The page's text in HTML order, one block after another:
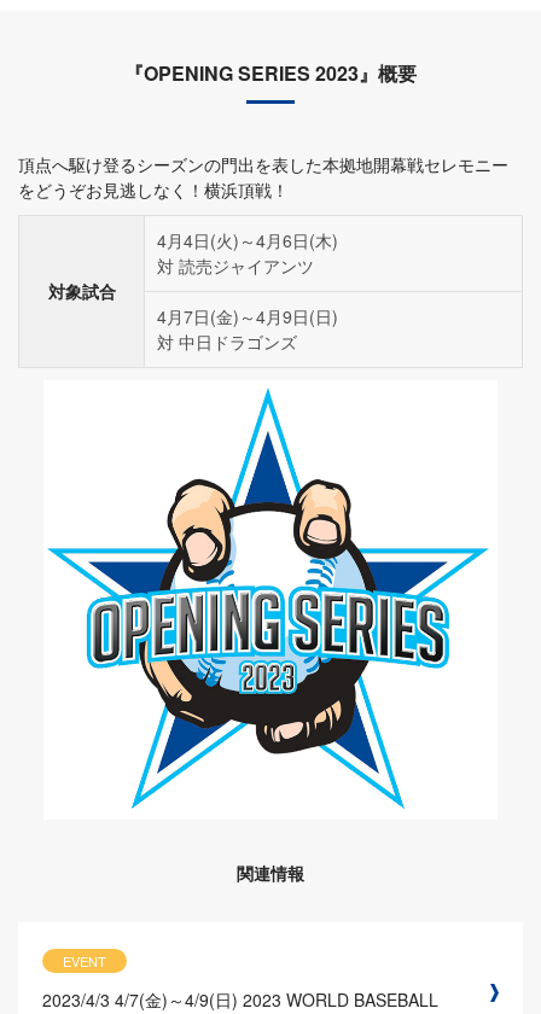
『OPENING SERIES 2023』概要
頂点へ駆け登るシーズンの門出を表した本拠地開幕戦セレモニー
をどうぞお見逃しなく！横浜頂戦！
対象試合
4月4日(火)～4月6日(木)
対 読売ジャイアンツ
4月7日(金)～4月9日(日)
対 中日ドラゴンズ
関連情報
EVENT
2023/4/3 4/7(金)～4/9(日) 2023 WORLD BASEBALL